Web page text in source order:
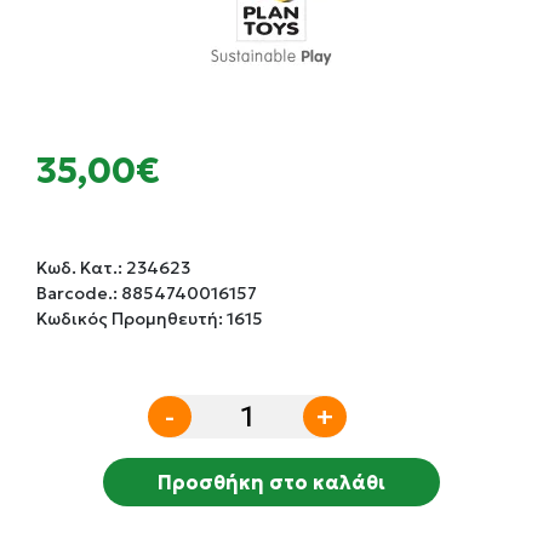
35,00€
Κωδ. Κατ.: 234623
Barcode.: 8854740016157
Κωδικός Προμηθευτή: 1615
- +
Προσθήκη στο καλάθι